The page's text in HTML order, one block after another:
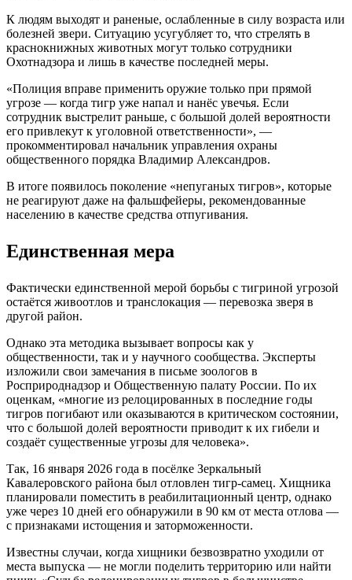
К людям выходят и раненые, ослабленные в силу возраста или
болезней звери. Ситуацию усугубляет то, что стрелять в
краснокнижных животных могут только сотрудники
Охотнадзора и лишь в качестве последней меры.
«Полиция вправе применить оружие только при прямой
угрозе — когда тигр уже напал и нанёс увечья. Если
сотрудник выстрелит раньше, с большой долей вероятности
его привлекут к уголовной ответственности», —
прокомментировал начальник управления охраны
общественного порядка Владимир Александров.
В итоге появилось поколение «непуганых тигров», которые
не реагируют даже на фальшфейеры, рекомендованные
населению в качестве средства отпугивания.
Единственная мера
Фактически единственной мерой борьбы с тигриной угрозой
остаётся живоотлов и транслокация — перевозка зверя в
другой район.
Однако эта методика вызывает вопросы как у
общественности, так и у научного сообщества. Эксперты
изложили свои замечания в письме зоологов в
Росприроднадзор и Общественную палату России. По их
оценкам, «многие из релоцированных в последние годы
тигров погибают или оказываются в критическом состоянии,
что с большой долей вероятности приводит к их гибели и
создаёт существенные угрозы для человека».
Так, 16 января 2026 года в посёлке Зеркальный
Кавалеровского района был отловлен тигр-самец. Хищника
планировали поместить в реабилитационный центр, однако
уже через 10 дней его обнаружили в 90 км от места отлова —
с признаками истощения и заторможенности.
Известны случаи, когда хищники безвозвратно уходили от
места выпуска — не могли поделить территорию или найти